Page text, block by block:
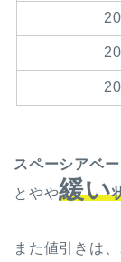
スペーシアベ
とやや緩い
また値引きは